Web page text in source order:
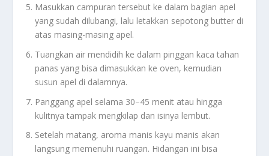
Masukkan campuran tersebut ke dalam bagian apel
yang sudah dilubangi, lalu letakkan sepotong butter di
atas masing-masing apel.
Tuangkan air mendidih ke dalam pinggan kaca tahan
panas yang bisa dimasukkan ke oven, kemudian
susun apel di dalamnya.
Panggang apel selama 30–45 menit atau hingga
kulitnya tampak mengkilap dan isinya lembut.
Setelah matang, aroma manis kayu manis akan
langsung memenuhi ruangan. Hidangan ini bisa